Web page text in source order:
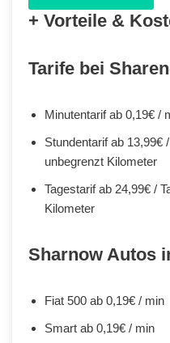
+ Vorteile &
Tarife bei
Minutentarif ab 0,19€ /
Stundentarif ab 13,99€
unbegrenzt Kilometer
Tagestarif ab 24,99€ /
Kilometer
Sharnow Autos
Fiat 500 ab 0,19€ / min
Smart ab 0,19€ / min